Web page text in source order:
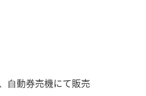
⾃動券売機にて販売